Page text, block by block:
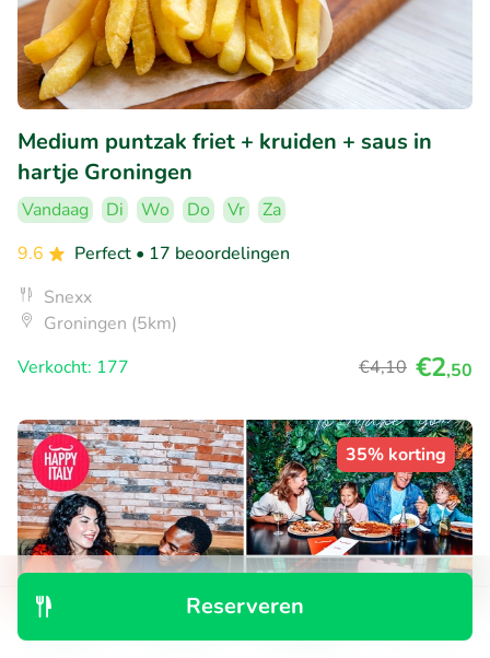
Reserveren
Medium puntzak friet + kruiden + saus in
hartje Groningen
Vandaag Di Wo Do Vr
Za
9.6
Perfect • 17 beoordelingen
Snexx
Groningen (5km)
Verkocht: 177
€4,10 €2,50
35% korting